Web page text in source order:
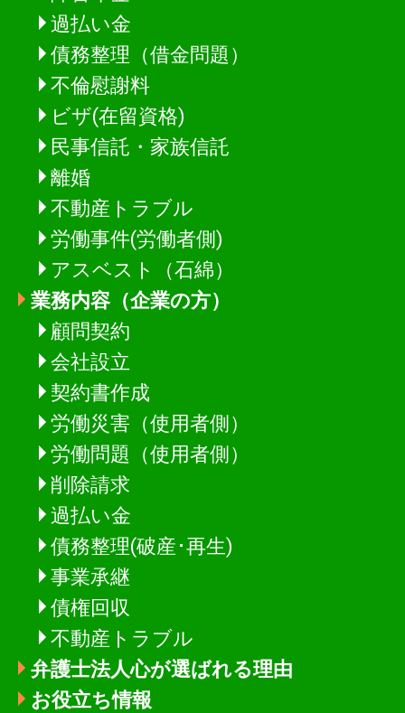
過払い金
債務整理（借金問題）
不倫慰謝料
ビザ(在留資格)
民事信託・家族信託
離婚
不動産トラブル
労働事件(労働者側)
アスベスト（石綿）
業務内容（企業の方）
顧問契約
会社設立
契約書作成
労働災害（使用者側）
労働問題（使用者側）
削除請求
過払い金
債務整理(破産･再生)
事業承継
債権回収
不動産トラブル
弁護士法人心が選ばれる理由
お役立ち情報